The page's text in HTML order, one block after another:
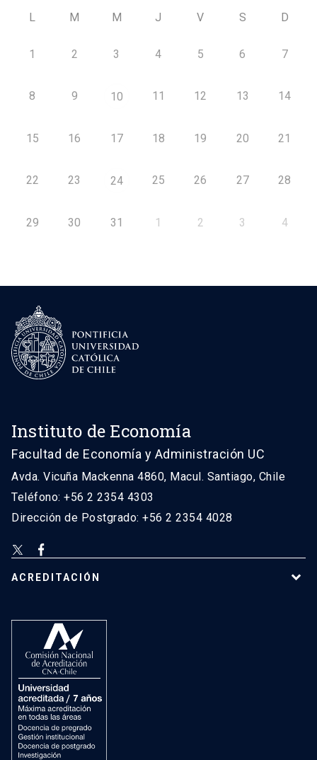
L M M J V S D
1 2 3 4 5 6 7
8 9 10 11 12 13 14
15 16 17 18 19 20 21
22 23 24 25 26 27 28
29 30 31 1 2 3 4
Instituto de Economía
Facultad de Economía y Administración UC
Avda. Vicuña Mackenna 4860, Macul. Santiago, Chile
Teléfono: +56 2 2354 4303
Dirección de Postgrado: +56 2 2354 4028
ACREDITACIÓN